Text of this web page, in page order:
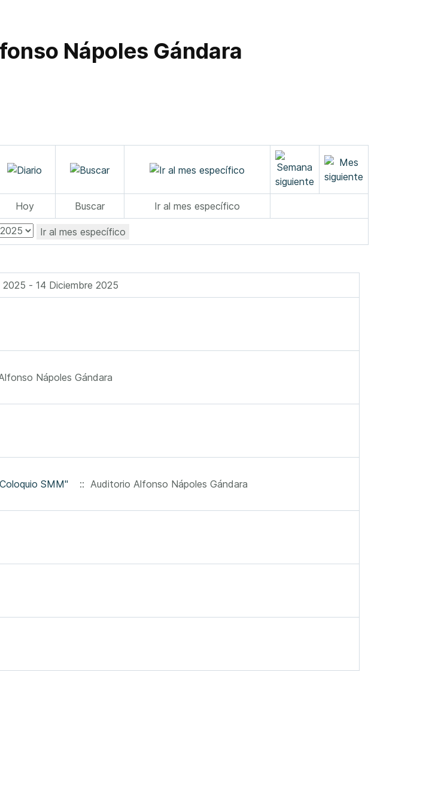
Nápoles Gándara
Hoy Buscar Ir al mes específico
Ir al mes específico
- 14 Diciembre 2025
Nápoles Gándara
SMM" :: Auditorio Alfonso Nápoles Gándara